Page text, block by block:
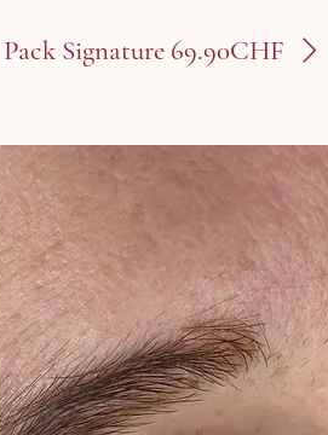
Pack Signature 69.90CHF